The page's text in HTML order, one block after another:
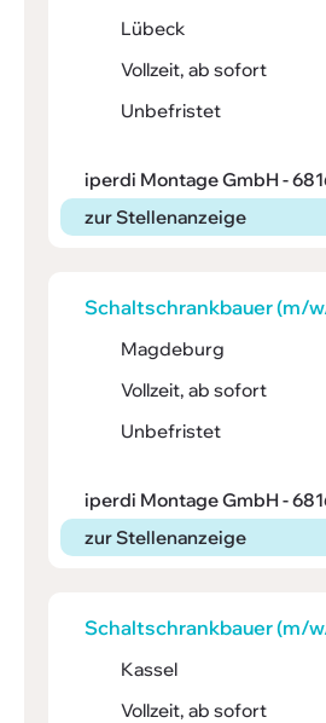
Lübeck
Vollzeit, ab sofort
Unbefristet
iperdi Montage GmbH -
zur Stellenanzeige
Schalt­schrank­bauer (m/
Magdeburg
Vollzeit, ab sofort
Unbefristet
iperdi Montage GmbH -
zur Stellenanzeige
Schalt­schrank­bauer (m/
Kassel
Vollzeit, ab sofort